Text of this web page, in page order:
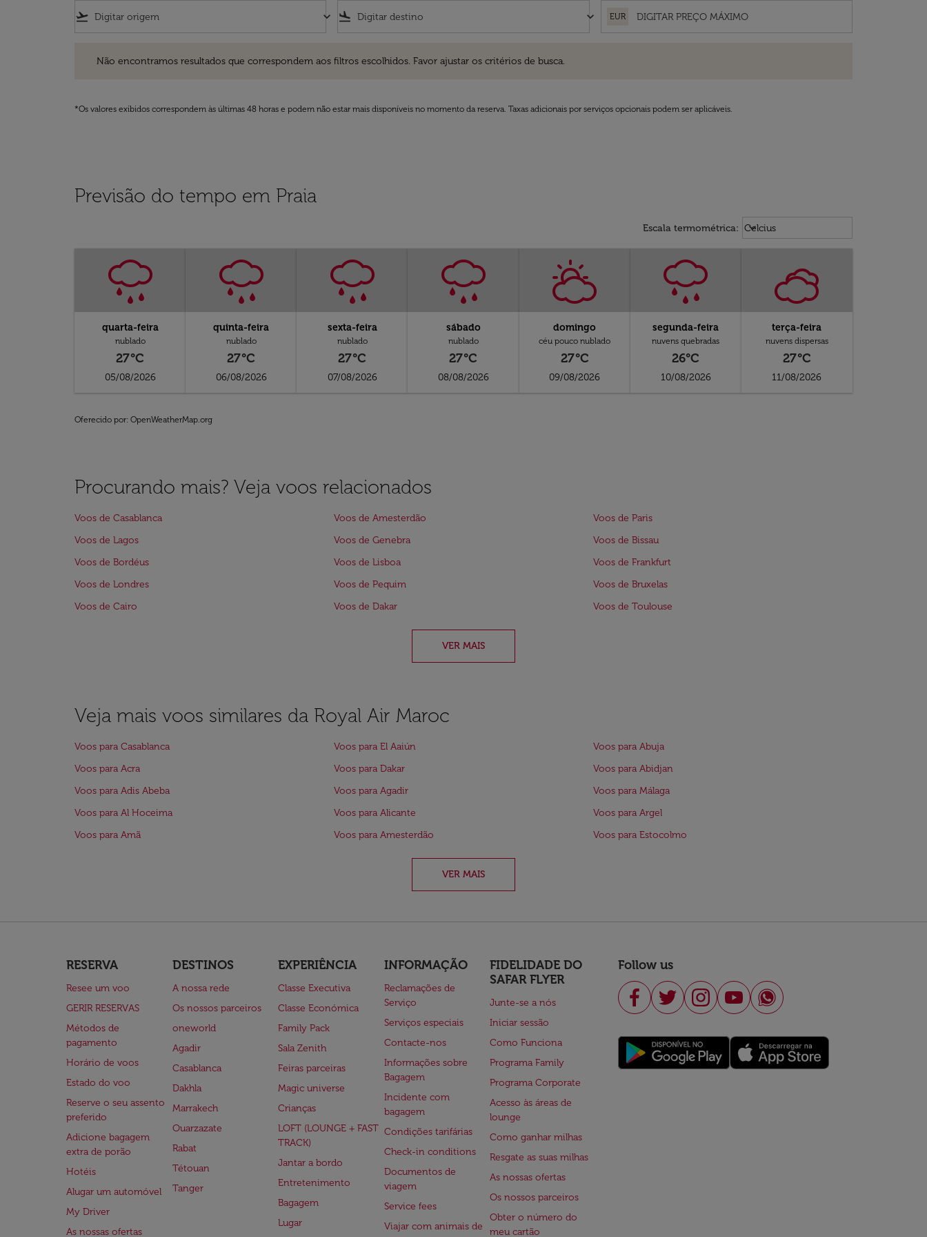
flight_takeoff keyboard_arrow_down flight_land keyboard_arrow_down EUR
Não encontramos resultados que correspondem aos filtros escolhidos. Favor ajustar os critérios de busca.
*Os valores exibidos correspondem às últimas 48 horas e podem não estar mais disponíveis no momento da reserva. Taxas adicionais por serviços opcionais podem ser aplicáveis.
Previsão do tempo em Praia
Escala termométrica: Weather unit option Celcius
Celcius
keyboard_arrow_down
quarta-feira
nublado
27°C
05/08/2026
quinta-feira
nublado
27°C
06/08/2026
sexta-feira
nublado
27°C
07/08/2026
sábado
nublado
27°C
08/08/2026
domingo
céu pouco nublado
27°C
09/08/2026
segunda-feira
nuvens quebradas
26°C
10/08/2026
terça-feira
nuvens dispersas
27°C
11/08/2026
Oferecido por: OpenWeatherMap.org
Procurando mais? Veja voos relacionados
Voos de Casablanca Voos de Amesterdão
Voos de Paris
Voos de Lagos
Voos de Genebra
Voos de Bissau
Voos de Bordéus
Voos de Lisboa
Voos de Frankfurt
Voos de Londres
Voos de Pequim
Voos de Bruxelas
Voos de Cairo
Voos de Dakar Voos de Toulouse
VER MAIS
Veja mais voos similares da Royal Air Maroc
Voos para Casablanca Voos para El Aaiún
Voos para Abuja
Voos para Acra
Voos para Dakar
Voos para Abidjan
Voos para Adis Abeba
Voos para Agadir
Voos para Málaga
Voos para Al Hoceima
Voos para Alicante
Voos para Argel
Voos para Amã
Voos para Amesterdão Voos para Estocolmo
VER MAIS
RESERVA
Resee um voo
GERIR RESERVAS
Métodos de
pagamento
Horário de voos
Estado do voo
Reserve o seu assento
preferido
Adicione bagagem
extra de porão
Hotéis
Alugar um automóvel
My Driver
As nossas ofertas
DESTINOS
A nossa rede
Os nossos parceiros
oneworld
Agadir
Casablanca
Dakhla
Marrakech
Ouarzazate
Rabat
Tétouan
Tanger
EXPERIÊNCIA
Classe Executiva
Classe Económica
Family Pack
Sala Zenith
Feiras parceiras
Magic universe
Crianças
LOFT (LOUNGE + FAST
TRACK)
Jantar a bordo
Entretenimento
Bagagem
Lugar
INFORMAÇÃO
Reclamações de
Serviço
Serviços especiais
Contacte-nos
Informações sobre
Bagagem
Incidente com
bagagem
Condições tarifárias
Check-in conditions
Documentos de
viagem
Service fees
Viajar com animais de
FIDELIDADE DO
SAFAR FLYER
Junte-se a nós
Iniciar sessão
Como Funciona
Programa Family
Programa Corporate
Acesso às áreas de
lounge
Como ganhar milhas
Resgate as suas milhas
As nossas ofertas
Os nossos parceiros
Obter o número do
meu cartão
Follow us